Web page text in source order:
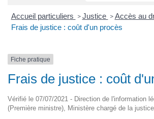
Accueil particuliers > Justice > Accès au
Frais de justice : coût d'un procès
Fiche pratique
Frais de justice : coût
Vérifié le 07/07/2021 - Direction de l'information
(Première ministre), Ministère chargé de la justice